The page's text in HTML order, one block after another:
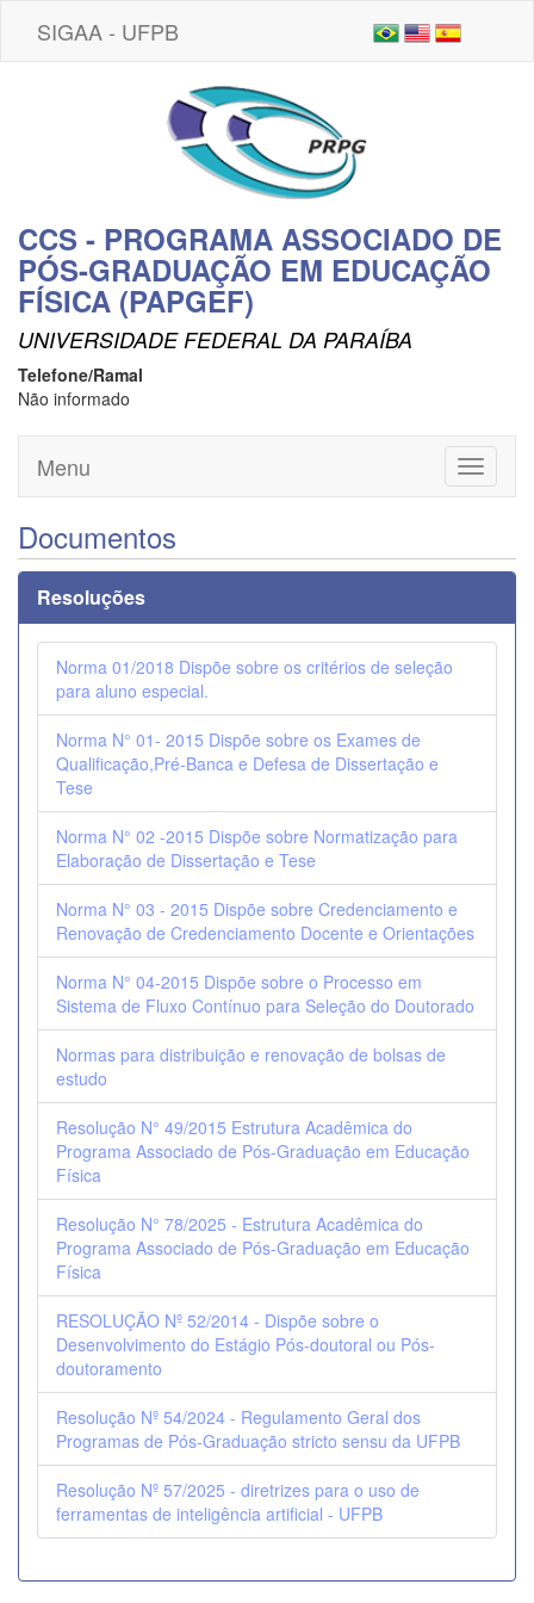
SIGAA - UFPB
CCS - PROGRAMA ASSOCIADO DE
PÓS-GRADUAÇÃO EM EDUCAÇÃO
FÍSICA (PAPGEF)
UNIVERSIDADE FEDERAL DA PARAÍBA
Telefone/Ramal
Não informado
Toggle
Menu
Documentos
Resoluções
Norma 01/2018 Dispõe sobre os critérios de seleção
para aluno especial.
Norma N° 01- 2015 Dispõe sobre os Exames de
Qualificação,Pré-Banca e Defesa de Dissertação e
Tese
Norma N° 02 -2015 Dispõe sobre Normatização para
Elaboração de Dissertação e Tese
Norma N° 03 - 2015 Dispõe sobre Credenciamento e
Renovação de Credenciamento Docente e Orientações
Norma N° 04-2015 Dispõe sobre o Processo em
Sistema de Fluxo Contínuo para Seleção do Doutorado
Normas para distribuição e renovação de bolsas de
estudo
Resolução N° 49/2015 Estrutura Acadêmica do
Programa Associado de Pós-Graduação em Educação
Física
Resolução N° 78/2025 - Estrutura Acadêmica do
Programa Associado de Pós-Graduação em Educação
Física
RESOLUÇÃO Nº 52/2014 - Dispõe sobre o
Desenvolvimento do Estágio Pós-doutoral ou Pós-
doutoramento
Resolução Nº 54/2024 - Regulamento Geral dos
Programas de Pós-Graduação stricto sensu da UFPB
Resolução Nº 57/2025 - diretrizes para o uso de
ferramentas de inteligência artificial - UFPB